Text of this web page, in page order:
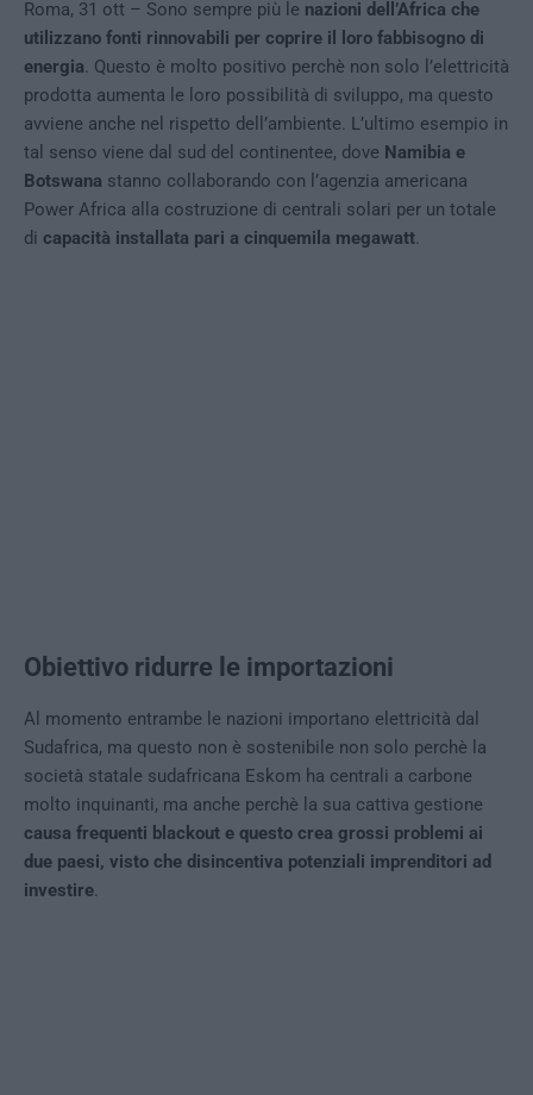
Roma, 31 ott – Sono sempre più le nazioni dell’Africa che
utilizzano fonti rinnovabili per coprire il loro fabbisogno di
energia. Questo è molto positivo perchè non solo l’elettricità
prodotta aumenta le loro possibilità di sviluppo, ma questo
avviene anche nel rispetto dell’ambiente. L’ultimo esempio in
tal senso viene dal sud del continentee, dove Namibia e
Botswana stanno collaborando con l’agenzia americana
Power Africa alla costruzione di centrali solari per un totale
di capacità installata pari a cinquemila megawatt.
Obiettivo ridurre le importazioni
Al momento entrambe le nazioni importano elettricità dal
Sudafrica, ma questo non è sostenibile non solo perchè la
società statale sudafricana Eskom ha centrali a carbone
molto inquinanti, ma anche perchè la sua cattiva gestione
causa frequenti blackout e questo crea grossi problemi ai
due paesi, visto che disincentiva potenziali imprenditori ad
investire.